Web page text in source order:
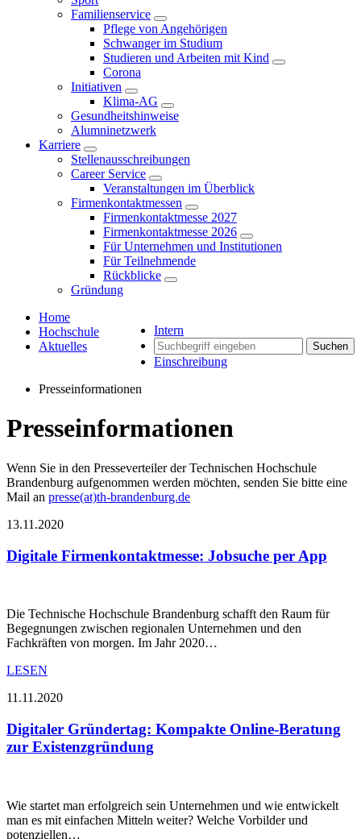
Familienservice
Pflege von Angehörigen
Schwanger im Studium
Studieren und Arbeiten mit Kind
Corona
Initiativen
Klima-AG
Gesundheitshinweise
Alumninetzwerk
Karriere
Stellenausschreibungen
Career Service
Veranstaltungen im Überblick
Firmenkontaktmessen
Firmenkontaktmesse 2027
Firmenkontaktmesse 2026
Für Unternehmen und Institutionen
Für Teilnehmende
Rückblicke
Gründung
Intern
Suchen
Einschreibung
Home
Hochschule
Aktuelles
Presseinformationen
Presseinformationen
Wenn Sie in den Presseverteiler der Technischen Hochschule
Brandenburg aufgenommen werden möchten, senden Sie bitte eine
Mail an presse(at)th-brandenburg.de
13.11.2020
Digitale Firmenkontaktmesse: Jobsuche per App
Die Technische Hochschule Brandenburg schafft den Raum für
Begegnungen zwischen regionalen Unternehmen und den
Fachkräften von morgen. Im Jahr 2020…
LESEN
11.11.2020
Digitaler Gründertag: Kompakte Online-Beratung
zur Existenzgründung
Wie startet man erfolgreich sein Unternehmen und wie entwickelt
man es mit einfachen Mitteln weiter? Welche Vorbilder und
potenziellen…